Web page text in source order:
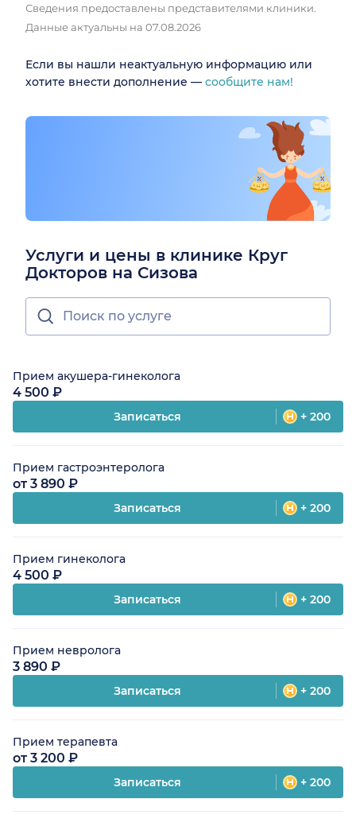
Сведения предоставлены представителями клиники.
Данные актуальны на 07.08.2026
Если вы нашли неактуальную информацию или
хотите внести дополнение — сообщите нам!
Услуги и цены в клинике Круг
Докторов на Сизова
Прием акушера-гинеколога
4 500 ₽
Записаться + 200
Прием гастроэнтеролога
от 3 890 ₽
Записаться + 200
Прием гинеколога
4 500 ₽
Записаться + 200
Прием невролога
3 890 ₽
Записаться + 200
Прием терапевта
от 3 200 ₽
Записаться + 200